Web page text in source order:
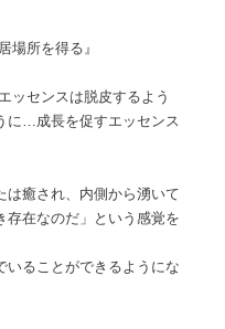
場所を得る』
ッセンスは脱皮するよう
に…成長を促すエッセンス
は癒され、内側から湧いて
存在なのだ」という感覚を
いることができるようにな